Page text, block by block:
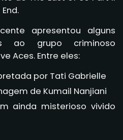
apresentou alguns
ao grupo criminoso
Aces. Entre eles:
por Tati Gabrielle
de Kumail Nanjiani
ainda misterioso vivido